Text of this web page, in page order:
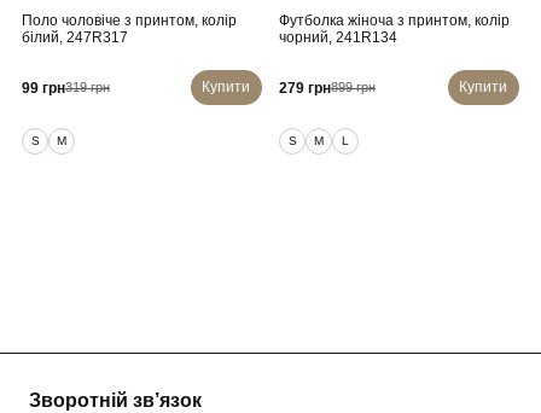
Поло чоловіче з принтом, колір
білий, 247R317
99 грн319 грн Купити
S M
Футболка жіноча з принтом, колір
чорний, 241R134
279 грн899 грн Купити
S M L
Зворотній зв’язок